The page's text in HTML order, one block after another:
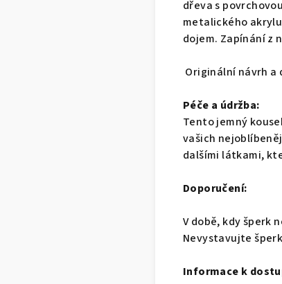
dřeva s
metalického
dojem. Zapínání z
Originální návrh a
Péče a údržba:
Tento jemný
vašich
dalšími látkami,
Doporučení:
V době, kdy šperk
Nevystavujte
Informace k